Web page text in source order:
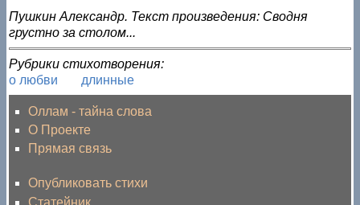
Голос за!
Пушкин Александр. Текст произведения: Сводня
грустно за столом...
Рубрики стихотворения:
о любви
длинные
Оллам - тайна слова
О Проекте
Прямая связь
Опубликовать стихи
Статейник